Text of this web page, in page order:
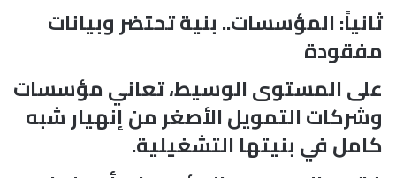
ثانياً: المؤسسات.. بنية تحتضر وبيانات
مفقودة
على المستوى الوسيط، تعاني مؤسسات
وشركات التمويل الأصغر من إنهيار شبه
كامل في بنيتها التشغيلية.